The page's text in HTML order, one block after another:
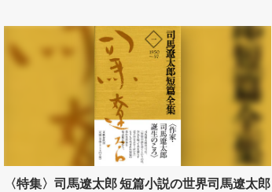
〈特集〉司馬遼太郎 短篇小説の世界司馬遼太郎